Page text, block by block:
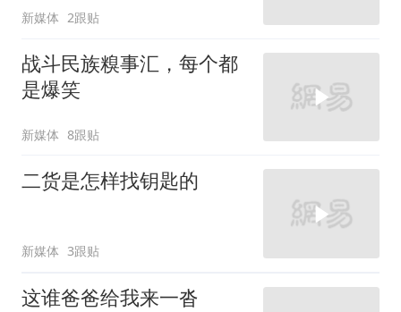
新媒体 2跟贴
战斗民族糗事汇，每个都
是爆笑
新媒体 8跟贴
二货是怎样找钥匙的
新媒体 3跟贴
这谁爸爸给我来一沓